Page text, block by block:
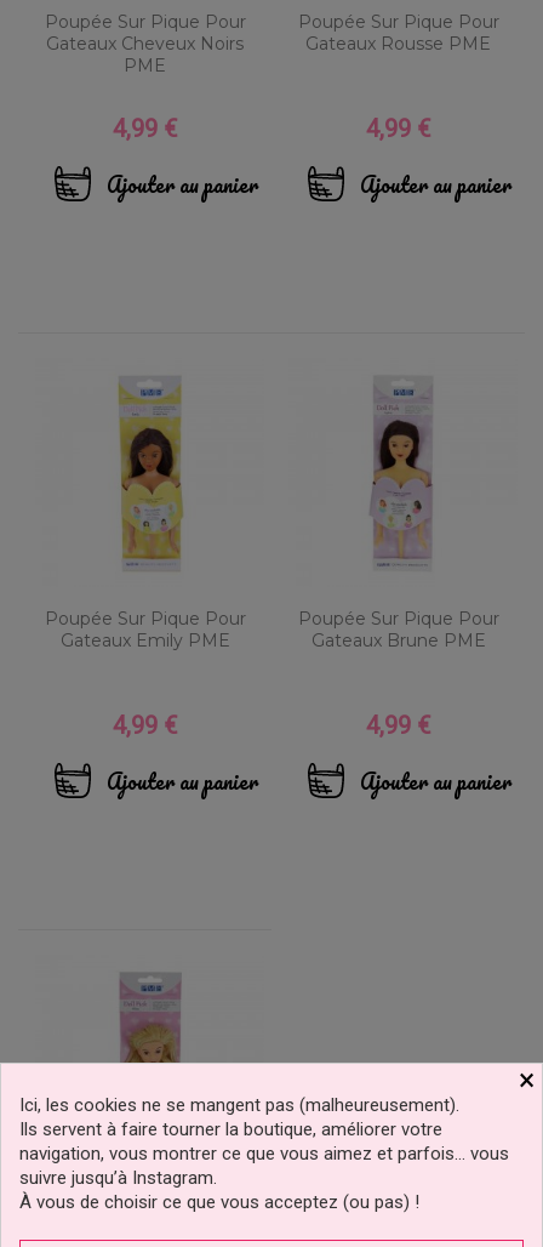
Poupée Sur Pique Pour
Gateaux Cheveux Noirs
PME
Prix
4,99 €
Ajouter au panier
Poupée Sur Pique Pour
Gateaux Rousse PME
Prix
4,99 €
Ajouter au panier
Poupée Sur Pique Pour
Gateaux Emily PME
Prix
4,99 €
Ajouter au panier
Poupée Sur Pique Pour
Gateaux Brune PME
Prix
4,99 €
Ajouter au panier
Poupée Sur Pique Pour
Gateaux Blonde PME
×
Ici, les cookies ne se mangent pas (malheureusement).
Ils servent à faire tourner la boutique, améliorer votre
navigation, vous montrer ce que vous aimez et parfois… vous
suivre jusqu’à Instagram.
À vous de choisir ce que vous acceptez (ou pas) !